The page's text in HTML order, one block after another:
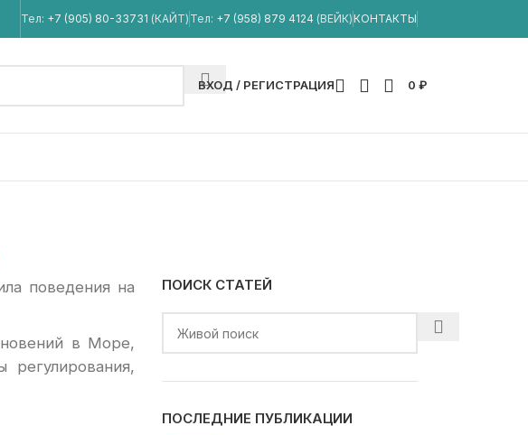
Тел: +7 (905) 80-33731 (КАЙТ) Тел: +7 (958) 879 4124 (ВЕЙК) КОНТАКТЫ
ВХОД / РЕГИСТРАЦИЯ 0 ₽
и снегу
поведения на
в Море,
ПОИСК СТАТЕЙ
ПОСЛЕДНИЕ ПУБЛИКАЦИИ